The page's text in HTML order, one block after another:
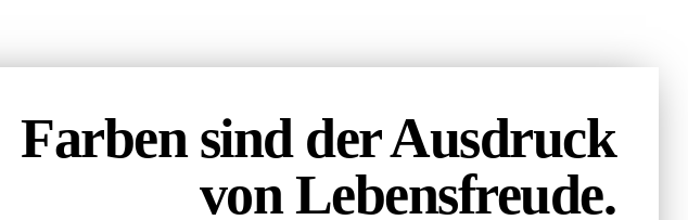
Farben sind der Ausdruck
von Lebensfreude.